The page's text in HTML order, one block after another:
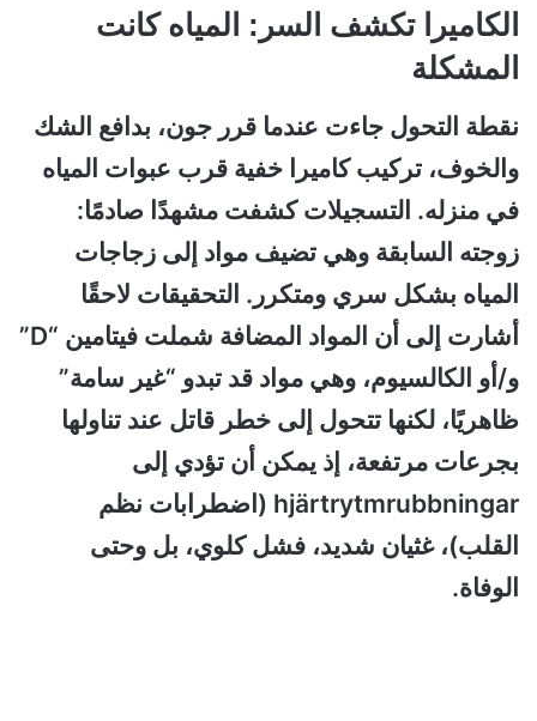
الكاميرا تكشف السر: المياه كانت
المشكلة
نقطة التحول جاءت عندما قرر جون، بدافع الشك
والخوف، تركيب كاميرا خفية قرب عبوات المياه
في منزله. التسجيلات كشفت مشهدًا صادمًا:
زوجته السابقة وهي تضيف مواد إلى زجاجات
المياه بشكل سري ومتكرر. التحقيقات لاحقًا
أشارت إلى أن المواد المضافة شملت فيتامين “D”
و/أو الكالسيوم، وهي مواد قد تبدو “غير سامة”
ظاهريًا، لكنها تتحول إلى خطر قاتل عند تناولها
بجرعات مرتفعة، إذ يمكن أن تؤدي إلى
hjärtrytmrubbningar (اضطرابات نظم
القلب)، غثيان شديد، فشل كلوي، بل وحتى
الوفاة.